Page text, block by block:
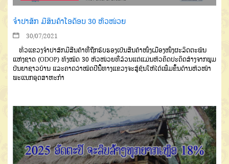
ຈຳປາສັກ ມີສິນຄ້າໂອດັອບ 30 ຫົວໜ່ວຍ
30/07/2021
ທົ່ວແຂວງຈໍາປາສັກມີສີນຄ້າທີ່ຖືກຮັບຮອງເປັນສີນຄ້າໜຶ່ງເມືອງໜຶ່ງຜະລິດຕະພັນ
ແຫ່ງຊາດ (ODOP) ທັງໝົດ 30 ຫົວໜ່ວຍທີ່ລ້ວນແຕ່ແມ່ນຫົວຄິດປະດິດສ້າງຈາກພູມ
ປັນຍາຊາວບ້ານ ແລະຄາດວ່າໝົດປີນີ້ທາງແຂວງຈະສູ້ຊົນໃຫ້ໄດ້ເພີ່ມຂຶ້ນດ້ານຫົວໜ້າ
ພະແນກອຸດສາຫະກໍາ